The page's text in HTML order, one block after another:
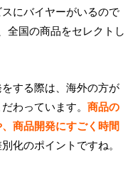
にバイヤーがいるので
全国の商品をセレクトし
する際は、海外の方が
わっています。商品の
商品開発にすごく時間
化のポイントですね。